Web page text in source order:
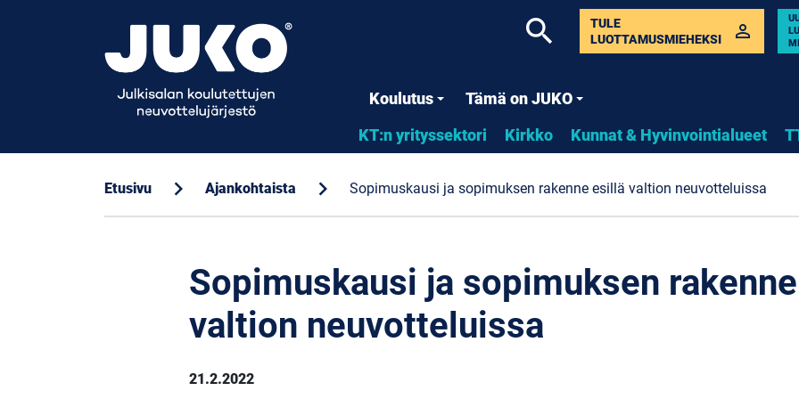
Koulutus
Tämä on JUKO
KT:n yrityssektori
Kirkko Kunnat & Hyvinvointialueet
TULE
LUOTTAMUSMIEHEKSI
perm_identity
search
Etusivu chevron_right Ajankohtaista chevron_right Sopimuskausi ja sopimuksen rakenne esillä valtion neuvotteluissa
Sopimuskausi ja sopimuksen
valtion neuvotteluissa
21.2.2022